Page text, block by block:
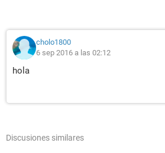
cholo1800
6 sep 2016 a las 02:12
hola
Discusiones similares